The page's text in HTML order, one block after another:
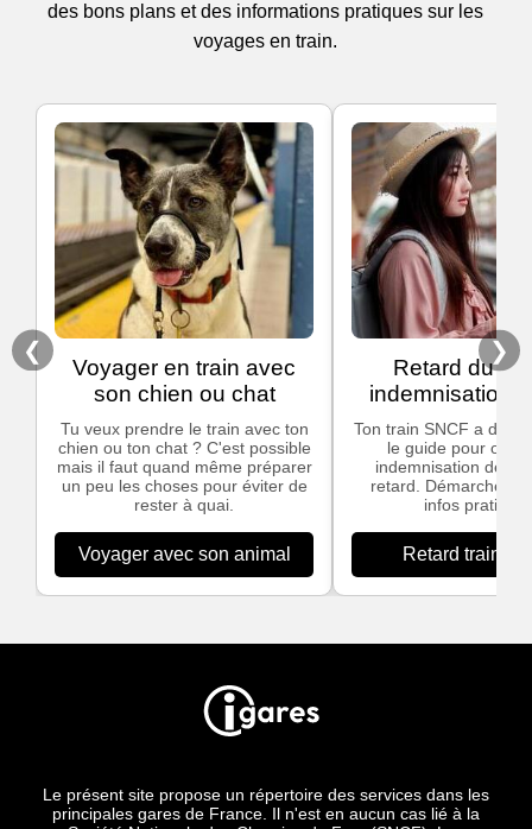
des bons plans et des informations pratiques sur les
voyages en train.
❮
Voyager en train avec
son chien ou chat
Tu veux prendre le train avec ton
chien ou ton chat ? C'est possible
mais il faut quand même préparer
un peu les choses pour éviter de
rester à quai.
Voyager avec son animal
Retard du
indemnisations
Ton train SNCF a du
le guide pour
indemnisation dès
retard. Démarches
infos
Retard train
❯
Le présent site propose un répertoire des services dans les
principales gares de France. Il n'est en aucun cas lié à la